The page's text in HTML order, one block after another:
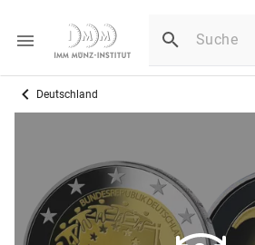
Deutschland